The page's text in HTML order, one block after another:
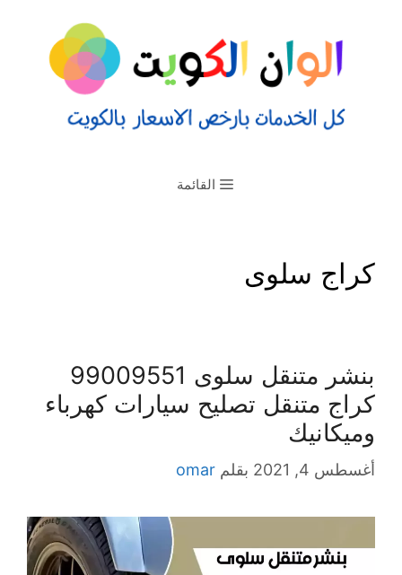
القائمة
كراج سلوى
كراج متنقل تصليح سيارات كهرباء
وميكانيك
أغسطس 4, 2021 بقلم omar